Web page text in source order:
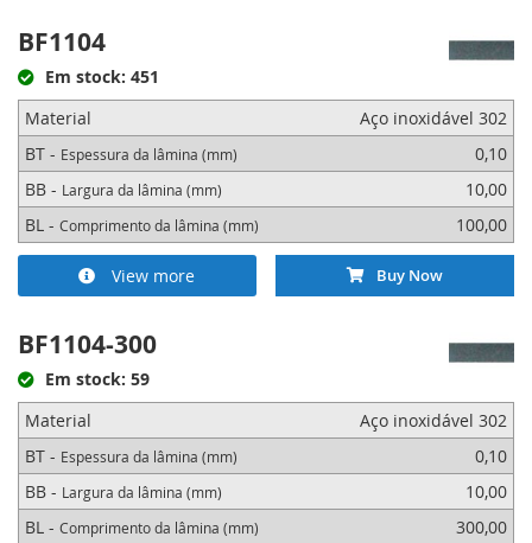
BF1104
Em stock: 451
Material
Aço inoxidável 302
BT - Espessura da lâmina (mm)
0,10
BB - Largura da lâmina (mm)
10,00
BL - Comprimento da lâmina (mm) 100,00
View more Buy Now
BF1104-300
Em stock: 59
Material
Aço inoxidável 302
BT - Espessura da lâmina (mm)
0,10
BB - Largura da lâmina (mm)
10,00
BL - Comprimento da lâmina (mm) 300,00